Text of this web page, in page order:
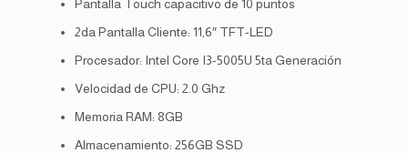
Pantalla Touch capacitivo de 10 puntos
2da Pantalla Cliente: 11,6″ TFT-LED
Procesador: Intel Core I3-5005U 5ta Generación
Velocidad de CPU: 2.0 Ghz
Memoria RAM: 8GB
Almacenamiento: 256GB SSD